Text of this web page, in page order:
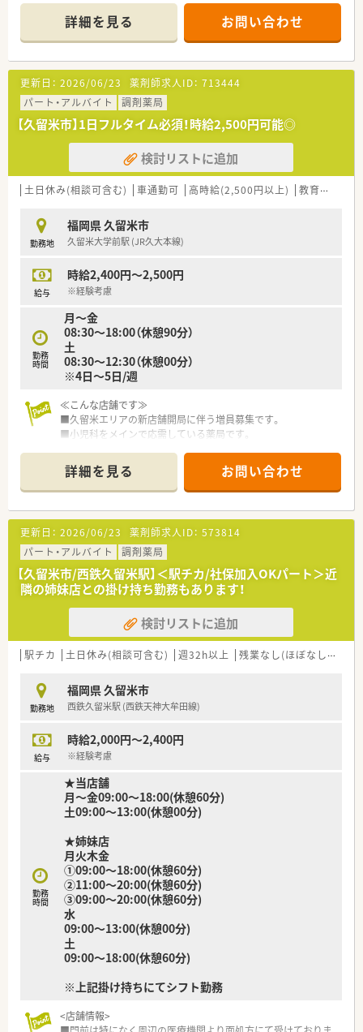
■託児所の他に提携幼稚園もありますので、お子さんがいる方も
安心して勤務できます。
■内科・ 呼吸器科・ 循環器科・ 消化器科・ 外科を診療している病
院です。
■産休育休取得実績もあり、福利厚生も充実しており長く働ける
環境です。
■電子カルテ、オーダリングシステム完備で他にも院内設備充実
しております。
詳細を見る お問い合わせ
更新日： 2026/06/23 薬剤師求人ID： 713444
パート・アルバイト
調剤薬局
【久留米市】1日フルタイム必須！時給2,500円可能◎
検討リストに追加
土日休み(相談可含む) 車通勤可 高時給(2,500円以上) 教育制度あり
勤務地
福岡県 久留米市
久留米大学前駅 (JR久大本線)
給与
時給2,400円～2,500円
※経験考慮
勤務
時間
月～金
08:30～18:00（休憩90分）
土
08:30～12:30（休憩00分）
※4日～5日/週
≪こんな店舗です≫
■久留米エリアの新店舗開局に伴う増員募集です。
■小児科をメインで応需している薬局です。
■お休みの取り方は祝日のある月は祝日の週の数分減ります。
⇒例：8月は祝日が1日(8/11)あるためその他の平日休みが3日と
なります。
■週によっては土曜日午後半日と平日1日と日曜日で週休2.5日
もございます。
≪こんな会社です≫
●八女市に本社を置き、福岡県・佐賀県にグループ法人合わせて
23店舗展開しております。
●今後必須となってくる、かかりつけ薬剤師や在宅業務にも積極
的に取り組んでおります。
●有給消化率100％を推奨しており、最大8連休取得可能など、年
間休日130日以上は業界でもトップクラスです。
詳細を見る お問い合わせ
更新日： 2026/06/23 薬剤師求人ID： 573814
パート・アルバイト
調剤薬局
【久留米市/西鉄久留米駅】＜駅チカ/社保加入OKパート＞近
隣の姉妹店との掛け持ち勤務もあります！
検討リストに追加
駅チカ 土日休み(相談可含む) 週32h以上 残業なし(ほぼなし含む)
勤務地
福岡県 久留米市
西鉄久留米駅 (西鉄天神大牟田線)
給与
時給2,000円～2,400円
※経験考慮
勤務
時間
★当店舗
月～金09:00～18:00(休憩60分)
土09:00～13:00(休憩00分)
★姉妹店
月火木金
①09:00～18:00(休憩60分)
②11:00～20:00(休憩60分)
③09:00～20:00(休憩60分)
水
09:00～13:00(休憩00分)
土
09:00～18:00(休憩60分)
※上記掛け持ちにてシフト勤務
<店舗情報>